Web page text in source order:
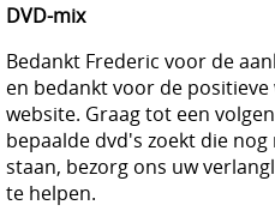
DVD-mix
Bedankt Frederic voor de
en bedankt voor de
website. Graag tot een
bepaalde dvd's zoekt die
staan, bezorg ons uw
te helpen.